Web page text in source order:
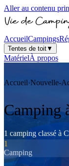
Aller au contenu
AccueilCampings
Tentes de toit▼
MatérielÀ propos
Accueil›Nouvelle-
Camping
1 camping classé à
1
Camping